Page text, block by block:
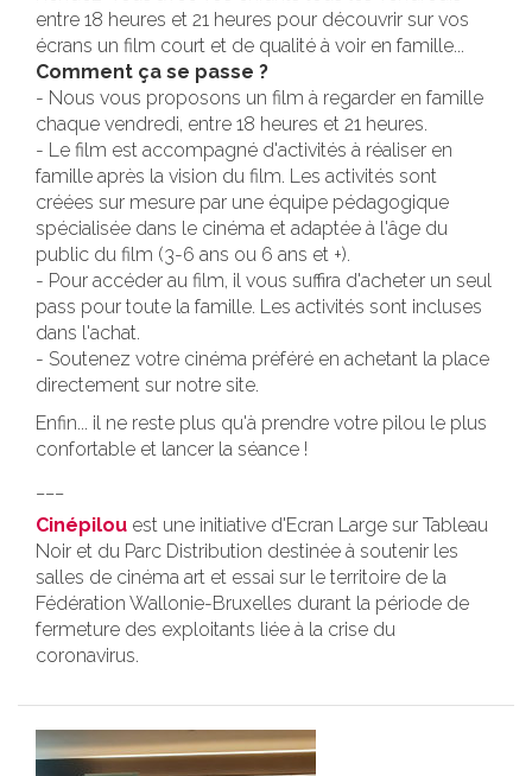
entre 18 heures et 21 heures pour découvrir sur vos
écrans un film court et de qualité à voir en famille...
Comment ça se passe ?
- Nous vous proposons un film à regarder en famille
chaque vendredi, entre 18 heures et 21 heures.
- Le film est accompagné d'activités à réaliser en
famille après la vision du film. Les activités sont
créées sur mesure par une équipe pédagogique
spécialisée dans le cinéma et adaptée à l'âge du
public du film (3-6 ans ou 6 ans et +).
- Pour accéder au film, il vous suffira d'acheter un seul
pass pour toute la famille. Les activités sont incluses
dans l'achat.
- Soutenez votre cinéma préféré en achetant la place
directement sur notre site.
Enfin... il ne reste plus qu'à prendre votre pilou le plus
confortable et lancer la séance !
Cinépilou est une initiative d'Ecran Large sur Tableau
Noir et du Parc Distribution destinée à soutenir les
salles de cinéma art et essai sur le territoire de la
Fédération Wallonie-Bruxelles durant la période de
fermeture des exploitants liée à la crise du
coronavirus.